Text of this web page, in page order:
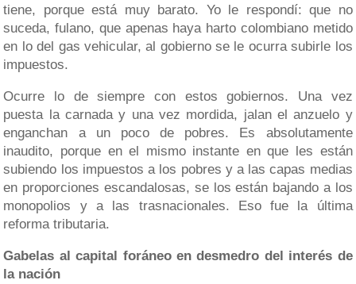
tiene, porque está muy barato. Yo le respondí: que no
suceda, fulano, que apenas haya harto colombiano metido
en lo del gas vehicular, al gobierno se le ocurra subirle los
impuestos.
Ocurre lo de siempre con estos gobiernos. Una vez
puesta la carnada y una vez mordida, jalan el anzuelo y
enganchan a un poco de pobres. Es absolutamente
inaudito, porque en el mismo instante en que les están
subiendo los impuestos a los pobres y a las capas medias
en proporciones escandalosas, se los están bajando a los
monopolios y a las trasnacionales. Eso fue la última
reforma tributaria.
Gabelas al capital foráneo en desmedro del interés de
la nación